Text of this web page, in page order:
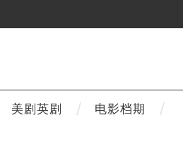
美剧英剧
电影档期